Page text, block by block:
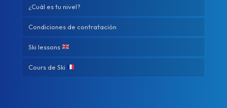
¿Cuál es tu nivel?
Condiciones de contratación
Ski lessons
Cours de Ski